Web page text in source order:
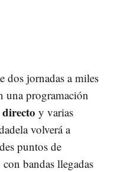
dos jornadas a miles
una programación
y varias
volverá a
puntos de
bandas llegadas